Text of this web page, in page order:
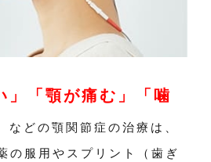
」「顎が痛む」「噛
などの顎関節症の治療は、
の服用やスプリント（歯ぎ